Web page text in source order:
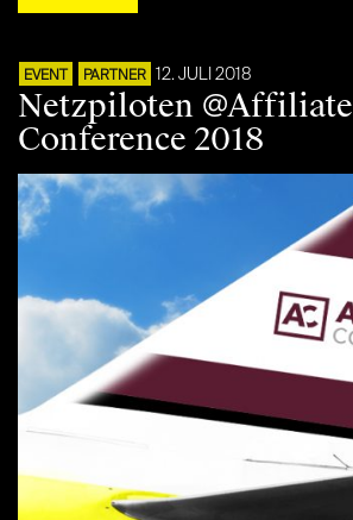
EVENT PARTNER 12. JULI 2018
Netzpiloten @Affiliate
Conference 2018